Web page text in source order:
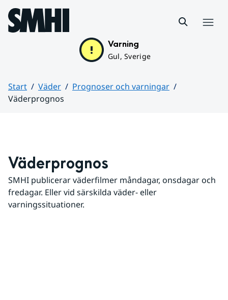
Hoppa till sidans innehåll
Varning
Gul, Sverige
Start Väder
Prognoser och varningar
Väderprognos
Väderprognos
SMHI publicerar väderfilmer måndagar, onsdagar och
fredagar. Eller vid särskilda väder- eller
varningssituationer.